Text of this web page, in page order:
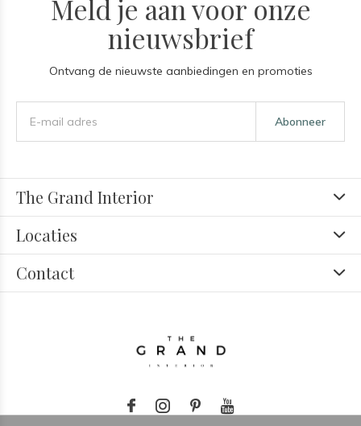
Meld je aan voor onze
nieuwsbrief
Ontvang de nieuwste aanbiedingen en promoties
Abonneer
The Grand Interior
Locaties
Contact